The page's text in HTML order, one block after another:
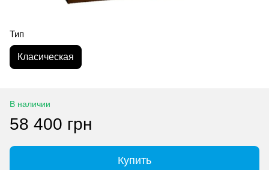
Тип
Класическая
В наличии
58 400 грн
Купить